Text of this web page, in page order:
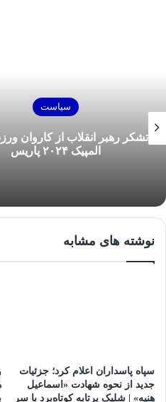
اسامی وزرای
نوشته های مشابه
سپاه پاسداران اعلام کرد؛ جزئیات
جدید از نحوه شهادت «اسماعیل
هنیه» | شلیک پرتابه کوتاه‌برد با سر